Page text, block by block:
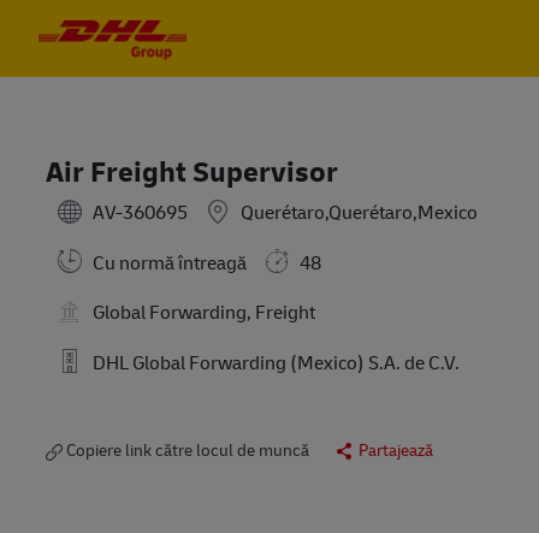
Air Freight Supervisor
AV-360695
Querétaro,Querétaro,Mexico
Cu normă întreagă
48
Global Forwarding, Freight
DHL Global Forwarding (Mexico) S.A. de C.V.
Copiere link către locul de muncă Partajează